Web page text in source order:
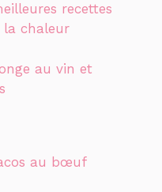
recettes
la chaleur
au vin et
au bœuf